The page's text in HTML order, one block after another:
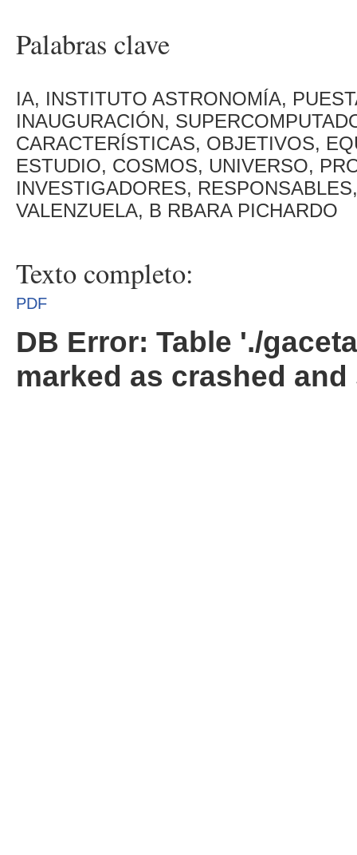
Palabras clave
IA, INSTITUTO ASTRONOMÍA,
INAUGURACIÓN,
CARACTERÍSTICAS, OBJETIVOS,
ESTUDIO, COSMOS, UNIVERSO,
INVESTIGADORES,
VALENZUELA, B RBARA PICHARDO
Texto completo:
PDF
DB Error: Table './
marked as crashed